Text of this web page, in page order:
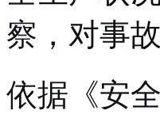
察，对事
依据《安